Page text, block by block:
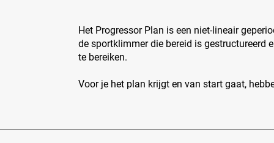
Het Progressor Plan is een niet-lineair
de sportklimmer die bereid is gestructureerd
te bereiken.
Voor je het plan krijgt en van start gaat,